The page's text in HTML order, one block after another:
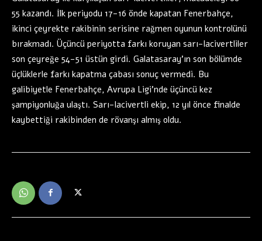
55 kazandı. İlk periyodu 17-16 önde kapatan Fenerbahçe,
ikinci çeyrekte rakibinin serisine rağmen oyunun kontrolünü
bırakmadı. Üçüncü periyotta farkı koruyan sarı-lacivertliler
son çeyreğe 54-51 üstün girdi. Galatasaray’ın son bölümde
üçlüklerle farkı kapatma çabası sonuç vermedi. Bu
galibiyetle Fenerbahçe, Avrupa Ligi’nde üçüncü kez
şampiyonluğa ulaştı. Sarı-lacivertli ekip, 12 yıl önce finalde
kaybettiği rakibinden de rövanşı almış oldu.